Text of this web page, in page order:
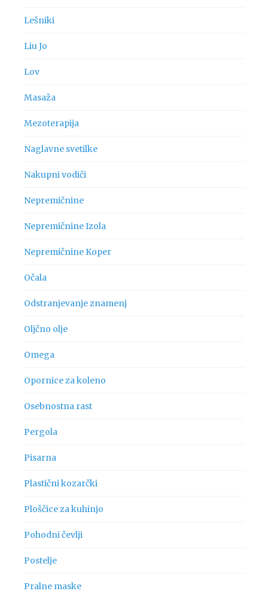
Lešniki
Liu Jo
Lov
Masaža
Mezoterapija
Naglavne svetilke
Nakupni vodiči
Nepremičnine
Nepremičnine Izola
Nepremičnine Koper
Očala
Odstranjevanje znamenj
Oljčno olje
Omega
Opornice za koleno
Osebnostna rast
Pergola
Pisarna
Plastični kozarčki
Ploščice za kuhinjo
Pohodni čevlji
Postelje
Pralne maske